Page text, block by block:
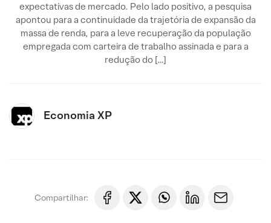
expectativas de mercado. Pelo lado positivo, a pesquisa
apontou para a continuidade da trajetória de expansão da
massa de renda, para a leve recuperação da população
empregada com carteira de trabalho assinada e para a
redução do […]
Economia XP
Compartilhar: